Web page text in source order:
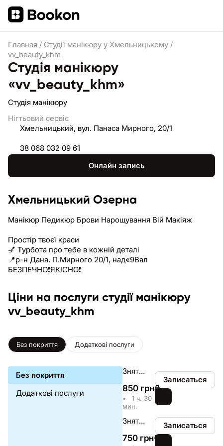
Главная / Студії манікюру у Хмельницькому /
vv_beauty_khm
Студія манікюру
«vv_beauty_khm»
Студія манікюру
Нігтьовий сервіс
Хмельницький, вул. Панаса Мирного, 20/1
38 068 032 09 61
Онлайн запись
Хмельницький Озерна
Манікюр Педикюр Брови Нарощування Вій Макіяж
Простір твоєї краси
💅 Турбота про тебе в кожній деталі
📍р-н Дана, П.Мирного 20/1, над«9Вал
БЕЗПЕЧНО❗️ЯКІСНО❗
Ціни на послуги студії манікюру
vv_beauty_khm
Без покриття Додаткові послуги
Без покриття
Додаткові послуги
Зняття+чистка пальчиків+обробка стопи+покриття
850 грн₴
•
1 ч. 30
мин.
Записаться
Зняття+чистка пальчиків+покриття
750 грн₴
Записаться